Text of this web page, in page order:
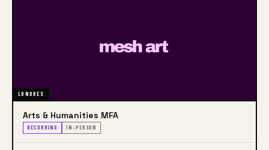
LONDRES
Arts & Humanities MFA
RECURRING IN-PERSON